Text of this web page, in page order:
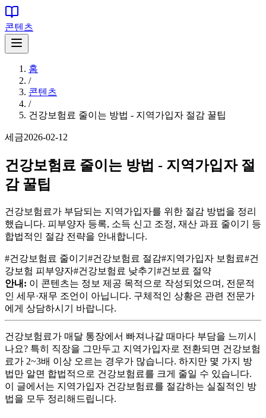
콘텐츠
홈
/
콘텐츠
/
건강보험료 줄이는 방법 - 지역가입자 절감 꿀팁
세금2026-02-12
건강보험료 줄이는 방법 - 지역가입자 절
감 꿀팁
건강보험료가 부담되는 지역가입자를 위한 절감 방법을 정리
했습니다. 피부양자 등록, 소득 신고 조정, 재산 과표 줄이기 등
합법적인 절감 전략을 안내합니다.
#건강보험료 줄이기 #건강보험료 절감#지역가입자 보험료#건
강보험 피부양자#건강보험료 낮추기 #건보료 절약
안내: 이 콘텐츠는 정보 제공 목적으로 작성되었으며, 전문적
인 세무·재무 조언이 아닙니다. 구체적인 상황은 관련 전문가
에게 상담하시기 바랍니다.
건강보험료가 매달 통장에서 빠져나갈 때마다 부담을 느끼시
나요? 특히 직장을 그만두고 지역가입자로 전환되면 건강보험
료가 2~3배 이상 오르는 경우가 많습니다. 하지만 몇 가지 방
법만 알면 합법적으로 건강보험료를 크게 줄일 수 있습니다.
이 글에서는 지역가입자 건강보험료를 절감하는 실질적인 방
법을 모두 정리해드립니다.